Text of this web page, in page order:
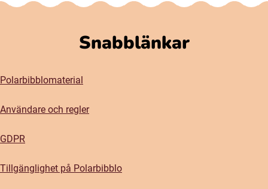
Snabblänkar
Polarbibblomaterial
Användare och regler
GDPR
Tillgänglighet på Polarbibblo